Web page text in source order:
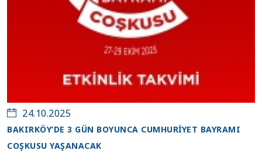
24.10.2025
BAKIRKÖY’DE 3 GÜN BOYUNCA CUMHURİYET BAYRAMI
COŞKUSU YAŞANACAK